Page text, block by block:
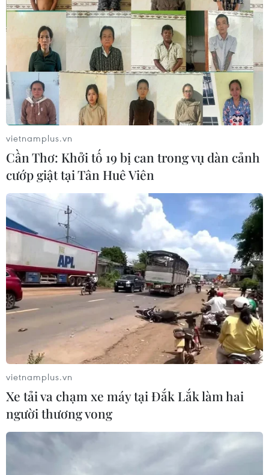
Học sinh sẽ có sách giáo khoa lớp một mới
trước 15/8
10/06/2020 08:32
Năm học 2020-2021 sẽ có tới 5 bộ sách giáo khoa lớp 1
mới. Bộ Giáo dục và Đào tạo yêu cầu các sở giáo dục,
nhà xuất bản tuyệt đối không để tình trạng thiếu sách.
vietnamplus.vn
Cần Thơ: Khởi tố 19 bị can trong vụ dàn cảnh
cướp giật tại Tân Huê Viên
vietnamplus.vn
Xe tải va chạm xe máy tại Đắk Lắk làm hai
người thương vong